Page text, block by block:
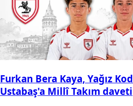
Furkan Bera Kaya, Yağız
Ustabaş'a Millî Takım daveti